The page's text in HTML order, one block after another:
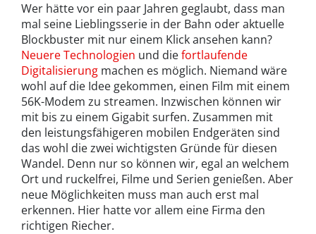
Wer hätte vor ein paar Jahren geglaubt, dass man
mal seine Lieblingsserie in der Bahn oder aktuelle
Blockbuster mit nur einem Klick ansehen kann?
Neuere Technologien und diefortlaufende
Digitalisierung machen es möglich. Niemand wäre
wohl auf die Idee gekommen, einen Film mit einem
56K-Modem zu streamen. Inzwischen können wir
mit bis zu einem Gigabit surfen. Zusammen mit
den leistungsfähigeren mobilen Endgeräten sind
das wohl die zwei wichtigsten Gründe für diesen
Wandel. Denn nur so können wir, egal an welchem
Ort und ruckelfrei, Filme und Serien genießen. Aber
neue Möglichkeiten muss man auch erst mal
erkennen. Hier hatte vor allem eine Firma den
richtigen Riecher.